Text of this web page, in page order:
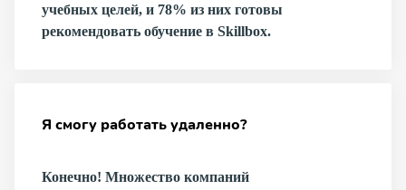
учебных целей, и 78% из них готовы
рекомендовать обучение в Skillbox.
Я смогу работать удаленно?
Конечно! Множество компаний